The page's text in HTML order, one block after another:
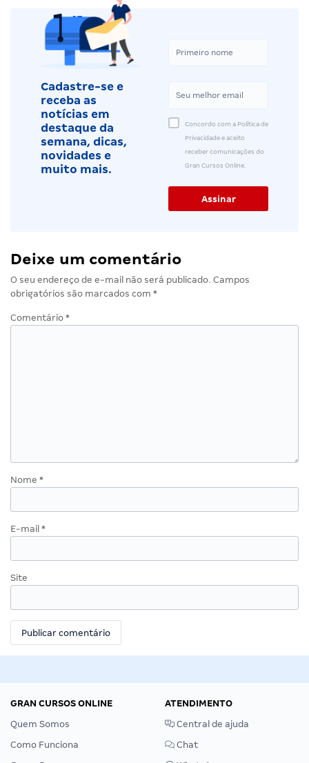
Cadastre-se e
receba as
notícias em
destaque da
semana, dicas,
novidades e
muito mais.
Concordo com a Política de
Privacidade e aceito
receber comunicações do
Gran Cursos Online.
Deixe um comentário
O seu endereço de e-mail não será publicado. Campos
obrigatórios são marcados com *
Comentário *
Nome *
E-mail *
Site
GRAN CURSOS ONLINE
Quem Somos
Como Funciona
ATENDIMENTO
Central de ajuda
Chat